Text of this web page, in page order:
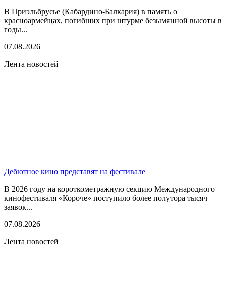
В Приэльбрусье (Кабардино-Балкария) в память о
красноармейцах, погибших при штурме безымянной высоты в
годы...
07.08.2026
Лента новостей
Дебютное кино представят на фестивале
В 2026 году на короткометражную секцию Международного
кинофестиваля «Короче» поступило более полутора тысяч
заявок...
07.08.2026
Лента новостей